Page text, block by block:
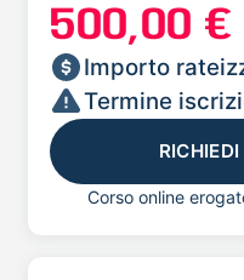
500,00 €
Importo
Termine
Corso online